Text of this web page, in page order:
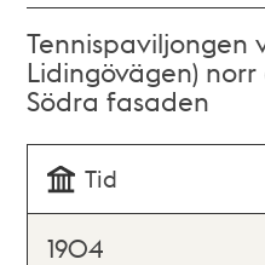
Tennispaviljongen
Lidingövägen)
Södra fasaden
Tid
1904